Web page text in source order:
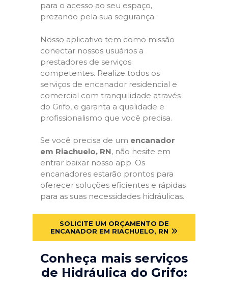
para o acesso ao seu espaço,
prezando pela sua segurança.
Nosso aplicativo tem como missão
conectar nossos usuários a
prestadores de serviços
competentes. Realize todos os
serviços de encanador residencial e
comercial com tranquilidade através
do Grifo, e garanta a qualidade e
profissionalismo que você precisa.
Se você precisa de um encanador
em Riachuelo, RN, não hesite em
entrar baixar nosso app. Os
encanadores estarão prontos para
oferecer soluções eficientes e rápidas
para as suas necessidades hidráulicas.
SOLICITE UM ORÇAMENTO DE
ENCANADOR EM RIACHUELO, RN
Conheça mais serviços
de Hidráulica do Grifo: